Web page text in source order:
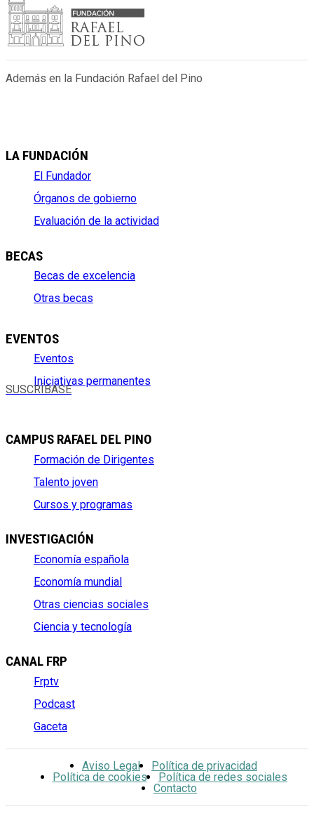
Además en la Fundación Rafael del Pino
LA FUNDACIÓN
El Fundador
Órganos de gobierno
Evaluación de la actividad
BECAS
Becas de excelencia
Otras becas
EVENTOS
Eventos
Iniciativas permanentes
SUSCRÍBASE
CAMPUS RAFAEL DEL PINO
Formación de Dirigentes
Talento joven
Cursos y programas
INVESTIGACIÓN
Economía española
Economía mundial
Otras ciencias sociales
Ciencia y tecnología
CANAL FRP
Frptv
Podcast
Gaceta
Aviso Legal
Política de privacidad
Política de cookies
Política de redes sociales
Contacto